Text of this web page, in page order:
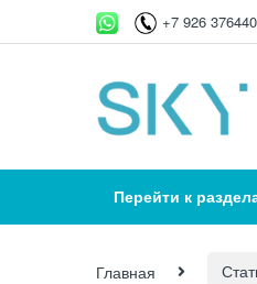
+7 926
Перейти к
Главная